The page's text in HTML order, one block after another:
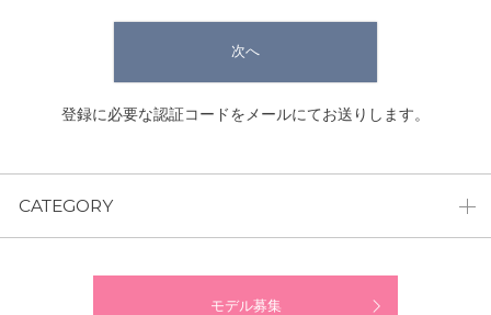
次へ
登録に必要な認証コードをメールにてお送りします。
CATEGORY
モデル募集